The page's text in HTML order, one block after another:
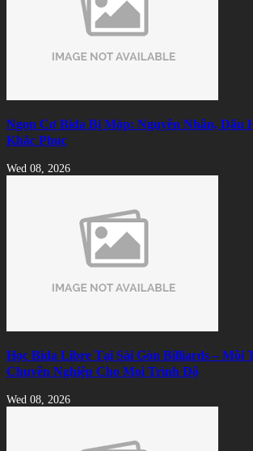
Ngọn Cơ Bida Bị Móp: Nguyên Nhân, Dấu
Khắc Phục
Wed 08, 2026
Học Bida Libre Tại Sài Gòn Billiards – Môi
Chuyên Nghiệp Cho Mọi Trình Độ
Wed 08, 2026